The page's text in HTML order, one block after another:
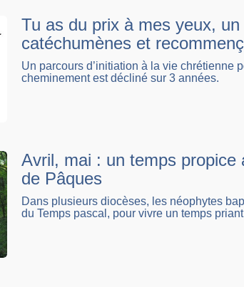
Tu as du prix à mes yeux,
catéchumènes et
Un parcours d’initiation à la vie chrétienne
cheminement est décliné sur 3 années.
Avril, mai : un temps propice
de Pâques
Dans plusieurs diocèses, les néophytes
du Temps pascal, pour vivre un temps